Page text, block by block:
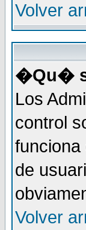
Volver
�Qu�
Los
control
de
Volver